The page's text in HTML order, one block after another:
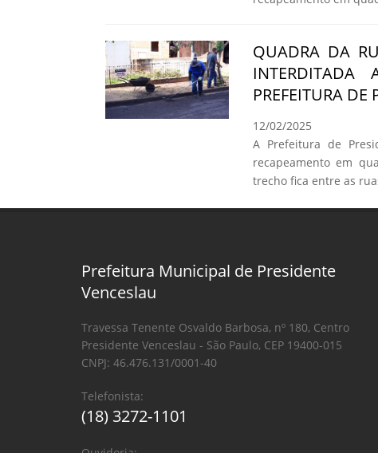
QUADRA DA
INTERDITADA
PREFEITURA DE
12/02/2025
A Prefeitura de
recapeamento em
trecho fica entre as
Prefeitura Municipal de Presidente
Venceslau
Travessa Tenente Osvaldo Barbosa, nº 180, Centro
Presidente Venceslau - São Paulo, CEP 19400-015
CNPJ: 46.476.131/0001-40
Telefonista:
(18) 3272-1101